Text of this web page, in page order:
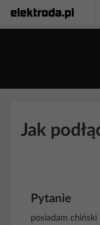
Jak
Pytanie
posiadam